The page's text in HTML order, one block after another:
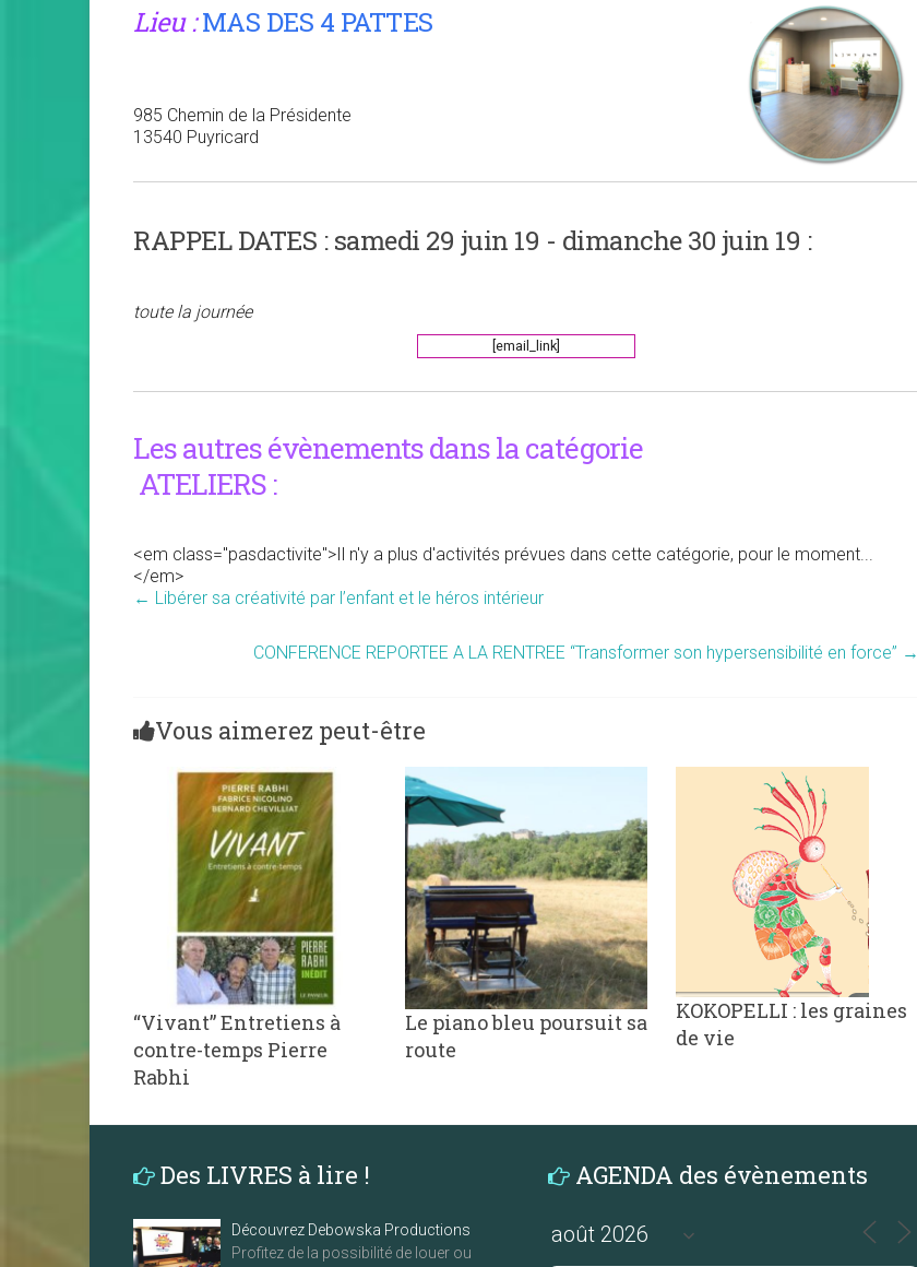
Lieu :MAS DES 4 PATTES
985 Chemin de la Présidente
13540 Puyricard
RAPPEL DATES :samedi 29 juin 19 - dimanche 30 juin 19 :
toute la journée
[email_link]
Les autres évènements dans la catégorie
ATELIERS :
<em class="pasdactivite">Il n'y a plus d'activités prévues dans cette catégorie, pour le moment...
</em>
← Libérer sa créativité par l’enfant et le héros intérieur
CONFERENCE REPORTEE A LA RENTREE “Transformer son hypersensibilité en force” →
Vous aimerez peut-être
“Vivant” Entretiens à
contre-temps Pierre
Rabhi
Le piano bleu poursuit sa
route
KOKOPELLI : les graines
de vie
Des LIVRES à lire !
Découvrez Debowska Productions
Profitez de la possibilité de louer ou
AGENDA des évènements